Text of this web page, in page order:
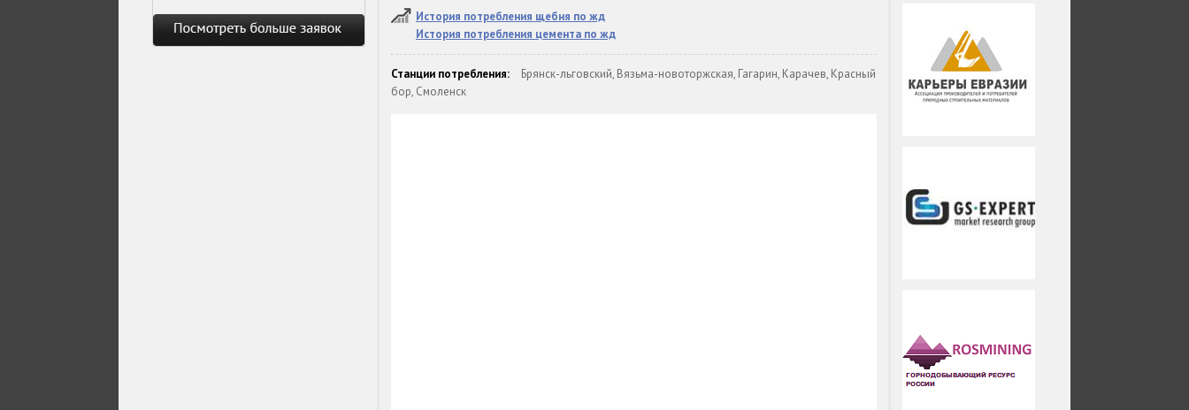
История потребления щебня по жд
История потребления цемента по жд
Станции потребления:
Брянск-льговский, Вязьма-новоторжская, Гагарин, Карачев, Красный
бор, Смоленск